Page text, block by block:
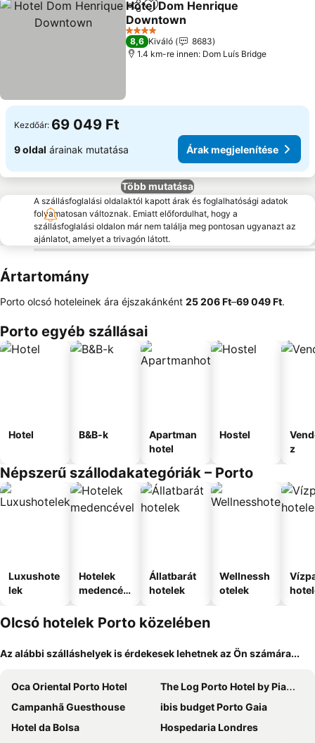
Megosztás
Hozzáadás a kedvencekhez
Hotel Dom Henrique
Downtown
4 Kategória
8,6 Kiváló
8683
1.4 km-re innen: Dom Luís Bridge
Kezdőár: 69 049 Ft
9 oldal árainak mutatása Árak megjelenítése
Több mutatása
A szállásfoglalási oldalaktól kapott árak és foglalhatósági adatok
folyamatosan változnak. Emiatt előfordulhat, hogy a
szállásfoglalási oldalon már nem találja meg pontosan ugyanazt az
ajánlatot, amelyet a trivagón látott.
Ártartomány
Porto olcsó hoteleinek ára éjszakánként ‎25 206 Ft–‎69 049 Ft.
Porto egyéb szállásai
Hotel B&B-k
Apartman
hotel
Hostel
z
Népszerű szállodakategóriák – Porto
Luxushote
lek
Hotelek
medencév
Állatbarát
hotelek
Wellnessh
otelek
Olcsó hotelek Porto közelében
Az alábbi szálláshelyek is érdekesek lehetnek az Ön számára...
Oca Oriental Porto Hotel
The Log Porto Hotel by Piamonte Hotels
Campanhã Guesthouse
ibis budget Porto Gaia
Hotel da Bolsa
Hospedaria Londres